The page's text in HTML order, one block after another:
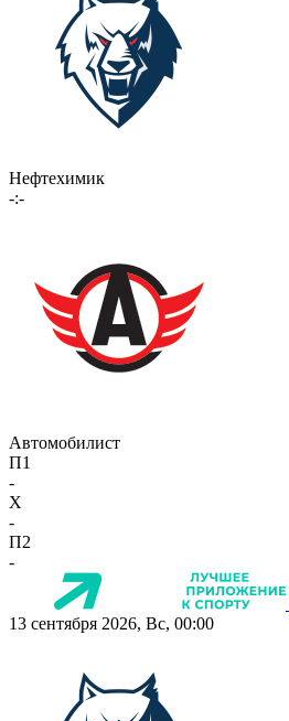
Нефтехимик
-:-
Автомобилист
П1
-
X
-
П2
-
13 сентября 2026, Вс, 00:00